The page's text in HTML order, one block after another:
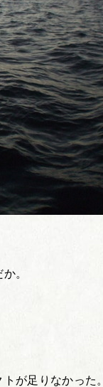
。
が足りなかった。